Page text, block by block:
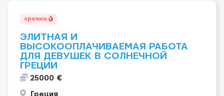
срочно
ЭЛИТНАЯ И
ВЫСОКООПЛАЧИВАЕМАЯ РАБОТА
ДЛЯ ДЕВУШЕК В СОЛНЕЧНОЙ
ГРЕЦИИ
25000 €
Греция